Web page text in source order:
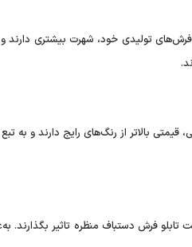
تولیدی خود، شهرت بیشتری دارند
بالاتر از رنگ‌های رایج دارند و به تبع
تابلو فرش دستباف منظره تاثیر بگذارند.